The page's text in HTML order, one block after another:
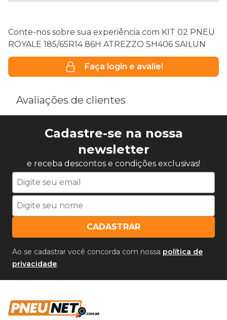
Conte-nos sobre sua experiência com KIT 02 PNEU
ROYALE 185/65R14 86H ATREZZO SH406 SAILUN
Faça login e avalie!
Avaliações de clientes
Cadastre-se na nossa
newsletter
e receba descontos e condições exclusivas!
CADASTRAR
Ao se cadastrar você concorda com nossa política de
privacidade.